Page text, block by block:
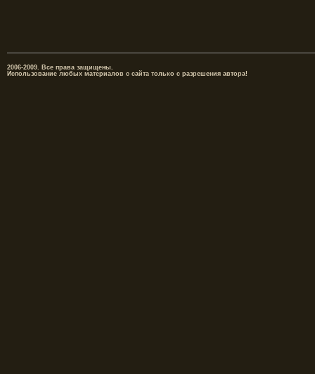
2006-2009. Все права защищены.
Использование любых материалов с сайта только с разрешения автора!